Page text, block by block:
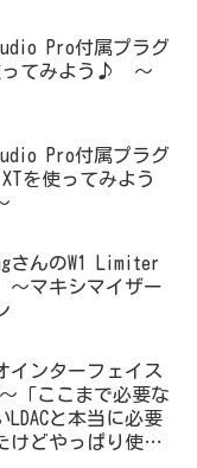
Pro付属プラグ
ってみよう♪ ～
Pro付属プラグ
を使ってみよう
さんのW1 Limiter
マキシマイザー
インターフェイス
「ここまで必要な
と本当に必要
けどやっぱり使っ